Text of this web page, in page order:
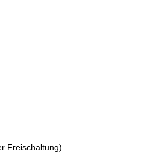
Freischaltung)